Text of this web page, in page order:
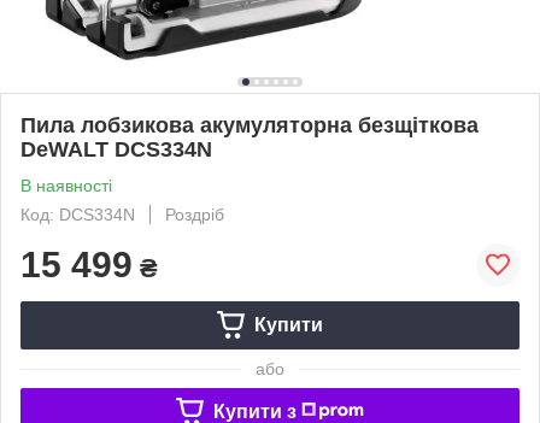
Пила лобзикова акумуляторна безщіткова
DeWALT DCS334N
В наявності
Код: DCS334N
Роздріб
15 499 ₴
Купити
або
Купити з